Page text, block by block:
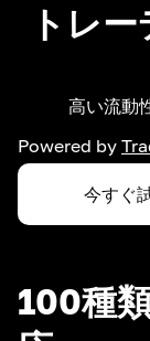
トレ
高い流動
Powered by
今すぐ
100種